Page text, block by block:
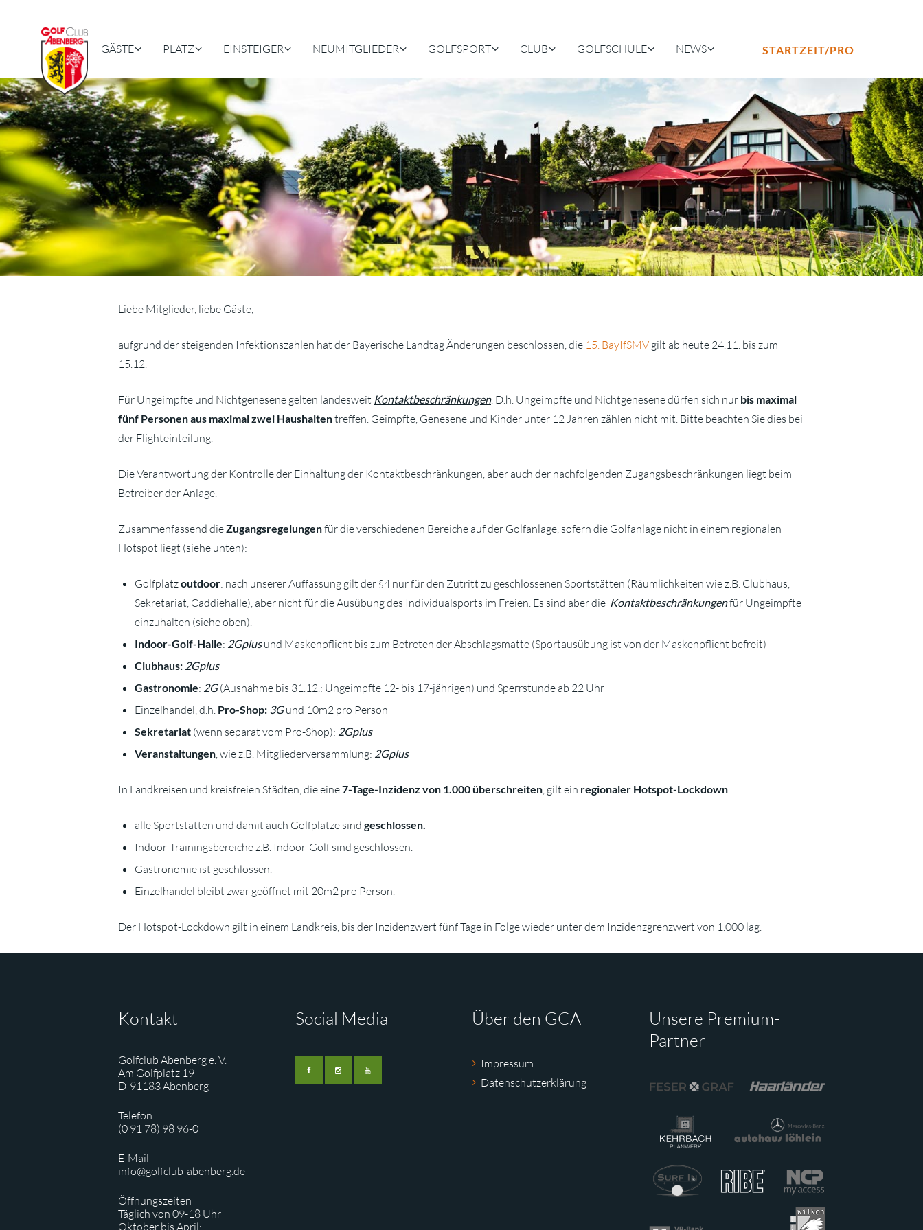
GÄSTE PLATZ EINSTEIGER NEUMITGLIEDER GOLFSPORT CLUB GOLFSCHULE NEWS STARTZEIT/PRO
Liebe Mitglieder, liebe Gäste,
aufgrund der steigenden Infektionszahlen hat der Bayerische Landtag Änderungen beschlossen, die 15. BayIfSMV gilt ab heute 24.11. bis zum
15.12.
Für Ungeimpfte und Nichtgenesene gelten landesweit Kontaktbeschränkungen. D.h. Ungeimpfte und Nichtgenesene dürfen sich nur bis maximal
fünf Personen aus maximal zwei Haushaltentreffen. Geimpfte, Genesene und Kinder unter 12 Jahren zählen nicht mit. Bitte beachten Sie dies bei
der Flighteinteilung
Die Verantwortung der Kontrolle der Einhaltung der Kontaktbeschränkungen, aber auch der nachfolgenden Zugangsbeschränkungen liegt beim
Betreiber der Anlage.
Zusammenfassend dieZugangsregelungenfür die verschiedenen Bereiche auf der Golfanlage, sofern die Golfanlage nicht in einem regionalen
Hotspot liegt (siehe unten):
Golfplatzoutdoor: nach unserer Auffassung gilt der §4 nur für den Zutritt zu geschlossenen Sportstätten (Räumlichkeiten wie z.B. Clubhaus,
Sekretariat, Caddiehalle), aber nicht für die Ausübung des Individualsports im Freien. Es sind aber die Kontaktbeschränkungenfür Ungeimpfte
einzuhalten (siehe oben).
Indoor-Golf-Halle: 2Gplusund Maskenpflicht bis zum Betreten der Abschlagsmatte (Sportausübung ist von der Maskenpflicht befreit)
Clubhaus: 2Gplus
Gastronomie: 2G(Ausnahme bis 31.12.: Ungeimpfte 12- bis 17-jährigen) und Sperrstunde ab 22 Uhr
Einzelhandel, d.h. Pro-Shop: 3Gund 10m2 pro Person
Sekretariat (wenn separat vom Pro-Shop): 2Gplus
Veranstaltungen , wie z.B. Mitgliederversammlung: 2Gplus
In Landkreisen und kreisfreien Städten, die eine7-Tage-Inzidenz von 1.000 überschreiten , gilt ein regionaler Hotspot-Lockdown:
alle Sportstätten und damit auch Golfplätze sind geschlossen.
Indoor-Trainingsbereiche z.B. Indoor-Golf sind geschlossen.
Gastronomie ist geschlossen.
Einzelhandel bleibt zwar geöffnet mit 20m2 pro Person.
Der Hotspot-Lockdown gilt in einem Landkreis, bis der Inzidenzwert fünf Tage in Folge wieder unter dem Inzidenzgrenzwert von 1.000 lag.
Kontakt
Golfclub Abenberg e. V.
Am Golfplatz 19
D-91183 Abenberg
Telefon
(0 91 78) 98 96-0
E-Mail
info@golfclub-abenberg.de
Öffnungszeiten
Täglich von 09-18 Uhr
Oktober bis April:
Social Media Über den GCA
Impressum
Datenschutzerklärung
Unsere Premium-
Partner